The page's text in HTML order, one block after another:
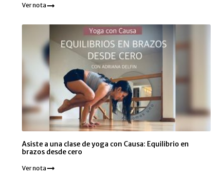
Ver nota
Asiste a una clase de yoga con Causa: Equilibrio en
brazos desde cero
Ver nota